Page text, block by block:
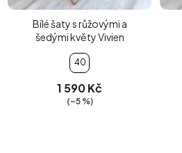
Bílé šaty s růžovými a
šedými květy Vivien
40
1 590 Kč
(–5 %)